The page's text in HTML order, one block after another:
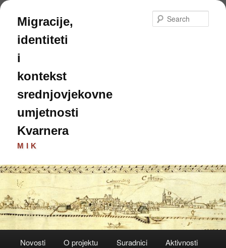
Skip
primary
content
Migracije,
identiteti
i
kontekst
srednjovjekovne
umjetnosti
Kvarnera
MIK
Novosti O projektu Suradnici Aktivnosti